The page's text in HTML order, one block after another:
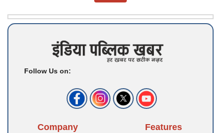
Follow Us on:
Company Features